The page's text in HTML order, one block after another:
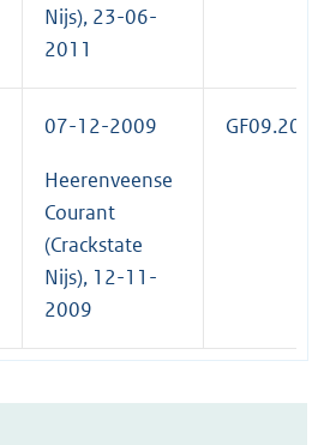
Nijs), 23-06-
2011
07-12-2009
Heerenveense
Courant
(Crackstate
Nijs), 12-11-
2009
GF09.20100